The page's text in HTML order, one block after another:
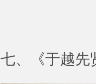
七、《于越先